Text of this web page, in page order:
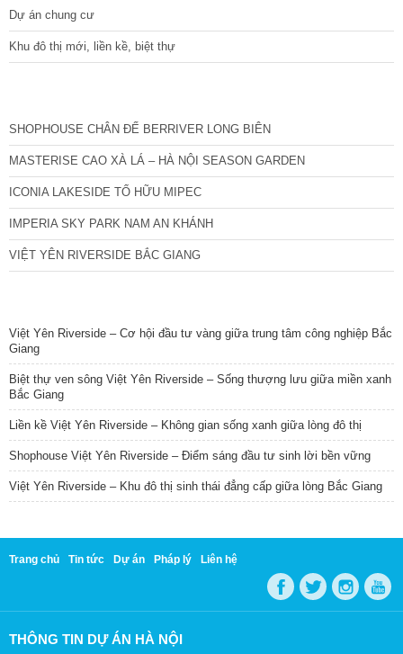
Dự án chung cư
Khu đô thị mới, liền kề, biệt thự
SHOPHOUSE CHÂN ĐẾ BERRIVER LONG BIÊN
MASTERISE CAO XÀ LÁ – HÀ NỘI SEASON GARDEN
ICONIA LAKESIDE TỐ HỮU MIPEC
IMPERIA SKY PARK NAM AN KHÁNH
VIỆT YÊN RIVERSIDE BẮC GIANG
Việt Yên Riverside – Cơ hội đầu tư vàng giữa trung tâm công nghiệp Bắc
Giang
Biệt thự ven sông Việt Yên Riverside – Sống thượng lưu giữa miền xanh
Bắc Giang
Liền kề Việt Yên Riverside – Không gian sống xanh giữa lòng đô thị
Shophouse Việt Yên Riverside – Điểm sáng đầu tư sinh lời bền vững
Việt Yên Riverside – Khu đô thị sinh thái đẳng cấp giữa lòng Bắc Giang
Trang chủ Tin tức Dự án Pháp lý Liên hệ
THÔNG TIN DỰ ÁN HÀ NỘI